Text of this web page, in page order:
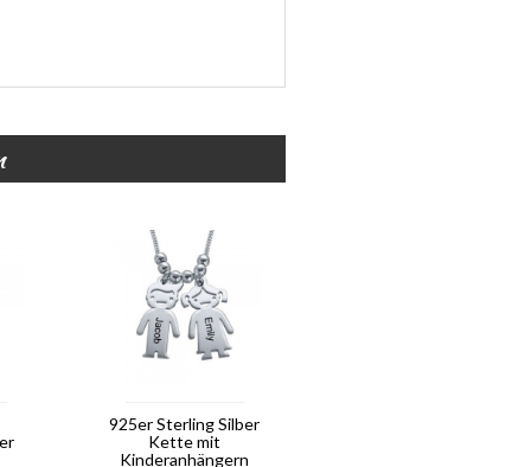
925er Sterling Silber
Kette mit
Kinderanhängern